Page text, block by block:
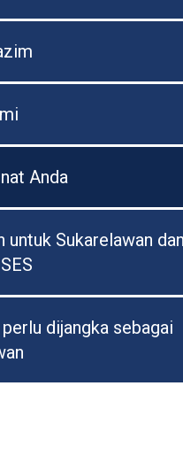
Anda
untuk Sukarelawan dan
dijangka sebagai